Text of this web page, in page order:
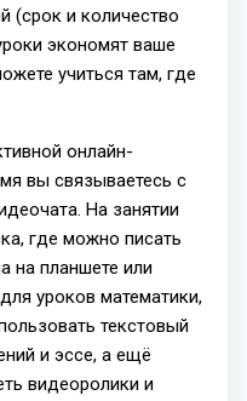
(срок и количество
экономят ваше
учиться там, где
онлайн-
вы связываетесь с
На занятии
где можно писать
планшете или
уроков математики,
текстовый
и эссе, а ещё
видеоролики и